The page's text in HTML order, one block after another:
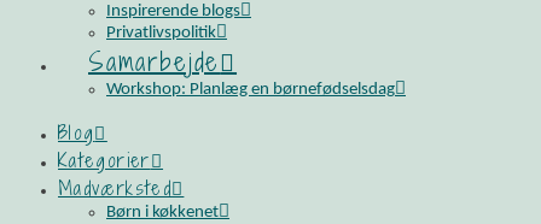
Inspirerende blogs
Privatlivspolitik
Samarbejde
Workshop: Planlæg en børnefødselsdag
Blog
Kategorier
Madværksted
Børn i køkkenet